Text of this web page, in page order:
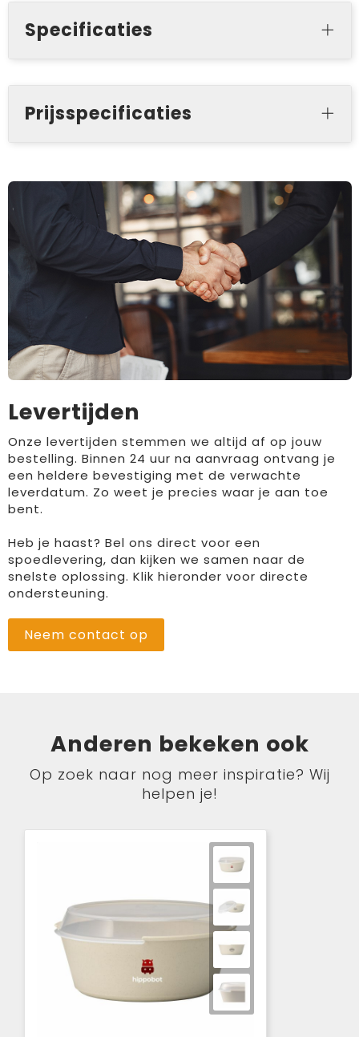
Specificaties
Prijsspecificaties
Levertijden
Onze levertijden stemmen we altijd af op jouw
bestelling. Binnen 24 uur na aanvraag ontvang je
een heldere bevestiging met de verwachte
leverdatum. Zo weet je precies waar je aan toe
bent.
Heb je haast? Bel ons direct voor een
spoedlevering, dan kijken we samen naar de
snelste oplossing. Klik hieronder voor directe
ondersteuning.
Neem contact op
Anderen bekeken ook
Op zoek naar nog meer inspiratie? Wij
helpen je!